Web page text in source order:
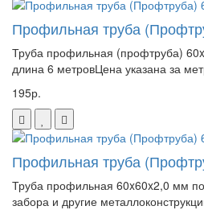
Профильная труба
Труба профильная (профтруба)
длина 6 метровЦена указана за
195р.
Профильная труба
Труба профильная 60x60x2,0 мм
забора и другие